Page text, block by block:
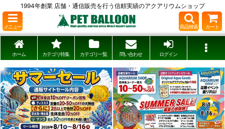
1994年創業 店舗・通信販売を行う信頼実績のアクアリウムショップ
メニュー 商品検索 カート
ホーム カテゴリ特集 カテゴリ一覧 問い合わせ ログイン